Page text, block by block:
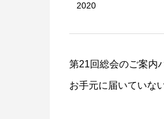
2020
第21回総会のご案内
お手元に届いていな